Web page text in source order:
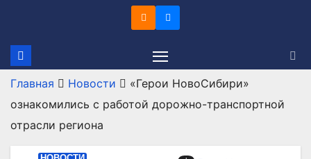
содержимому
Главная Новости
«Герои НовоСибири»
ознакомились с работой дорожно-транспортной
отрасли региона